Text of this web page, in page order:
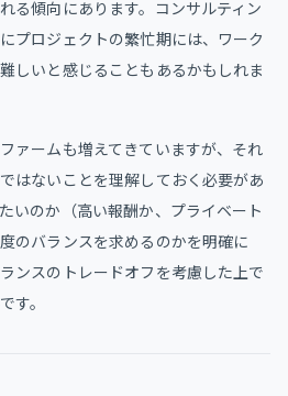
る傾向にあります。コンサルティン
プロジェクトの繁忙期には、ワーク
しいと感じることもあるかもしれま
ァームも増えてきていますが、それ
はないことを理解しておく必要があ
いのか（高い報酬か、プライベート
のバランスを求めるのかを明確に
ンスのトレードオフを考慮した上で
す。